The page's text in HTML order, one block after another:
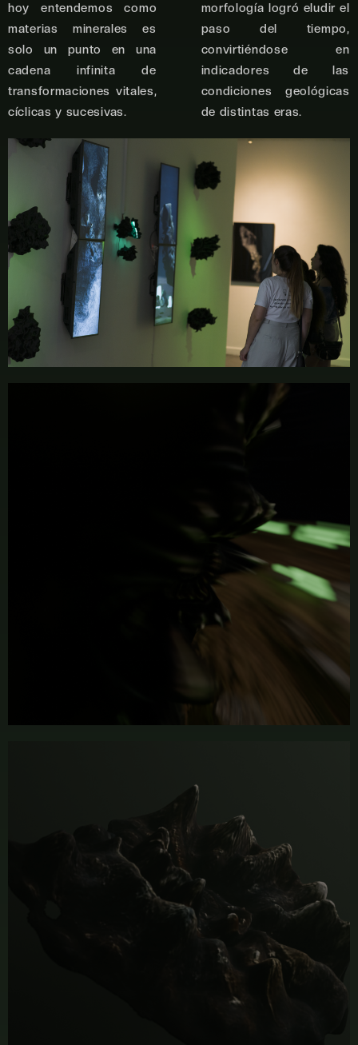
hoy entendemos como
materias minerales es
solo un punto en una
cadena infinita de
transformaciones vitales,
cíclicas y sucesivas.
morfología logró eludir el
paso del tiempo,
convirtiéndose en
indicadores de las
condiciones geológicas
de distintas eras.